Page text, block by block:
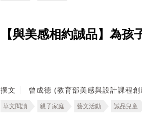
【與美感相約誠品】為
撰文 曾成德 (教育部美感與設計課程
華文閱讀 親子家庭 藝文活動 誠品兒童